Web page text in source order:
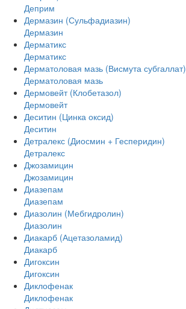
Деприм
Дермазин (Сульфадиазин)
Дермазин
Дерматикс
Дерматикс
Дерматоловая мазь (Висмута субгаллат)
Дерматоловая мазь
Дермовейт (Клобетазол)
Дермовейт
Деситин (Цинка оксид)
Деситин
Детралекс (Диосмин + Гесперидин)
Детралекс
Джозамицин
Джозамицин
Диазепам
Диазепам
Диазолин (Мебгидролин)
Диазолин
Диакарб (Ацетазоламид)
Диакарб
Дигоксин
Дигоксин
Диклофенак
Диклофенак